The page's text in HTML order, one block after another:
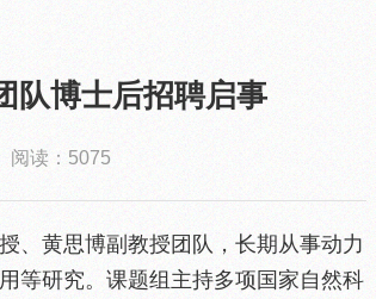
队博士后招聘启事
阅读：5075
、黄思博副教授团队，长期从事动力
等研究。课题组主持多项国家自然科